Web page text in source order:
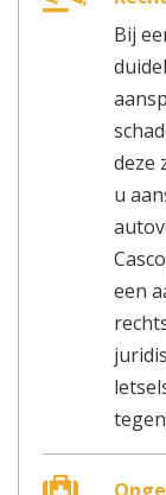
Bij
deze
u
een